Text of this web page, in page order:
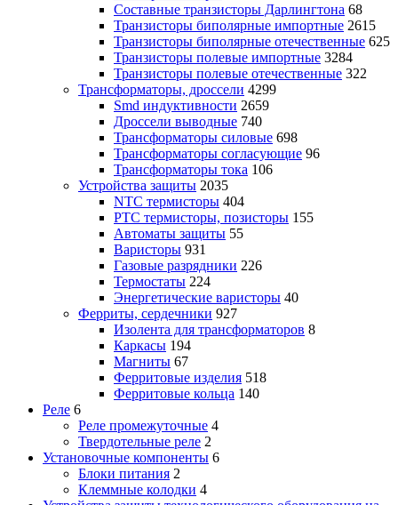
Составные транзисторы Дарлингтона 68
Транзисторы биполярные импортные 2615
Транзисторы биполярные отечественные 625
Транзисторы полевые импортные 3284
Транзисторы полевые отечественные 322
Трансформаторы, дроссели 4299
Smd индуктивности 2659
Дроссели выводные 740
Трансформаторы силовые 698
Трансформаторы согласующие 96
Трансформаторы тока 106
Устройства защиты 2035
NTC термисторы 404
PTC термисторы, позисторы 155
Автоматы защиты 55
Варисторы 931
Газовые разрядники 226
Термостаты 224
Энергетические варисторы 40
Ферриты, сердечники 927
Изолента для трансформаторов 8
Каркасы 194
Магниты 67
Ферритовые изделия 518
Ферритовые кольца 140
Реле 6
Реле промежуточные 4
Твердотельные реле 2
Установочные компоненты 6
Блоки питания 2
Клеммные колодки 4